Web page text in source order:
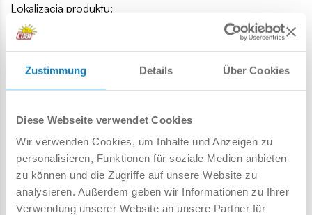
Zustimmung Details Über Cookies
Diese Webseite verwendet Cookies
Wir verwenden Cookies, um Inhalte und Anzeigen zu
personalisieren, Funktionen für soziale Medien anbieten
zu können und die Zugriffe auf unsere Website zu
analysieren. Außerdem geben wir Informationen zu Ihrer
Verwendung unserer Website an unsere Partner für
Lokalizacja produktu:
Homepage M3 - Maschinenpistole
Warnung
Erstickungsgefahr. Kleine Teile könnten verschluckt
werden. Wir empfehlen, die Verpackung als Referenz
aufzubewahren. Modell und Farben können leicht von der
Abbildung abweichen.